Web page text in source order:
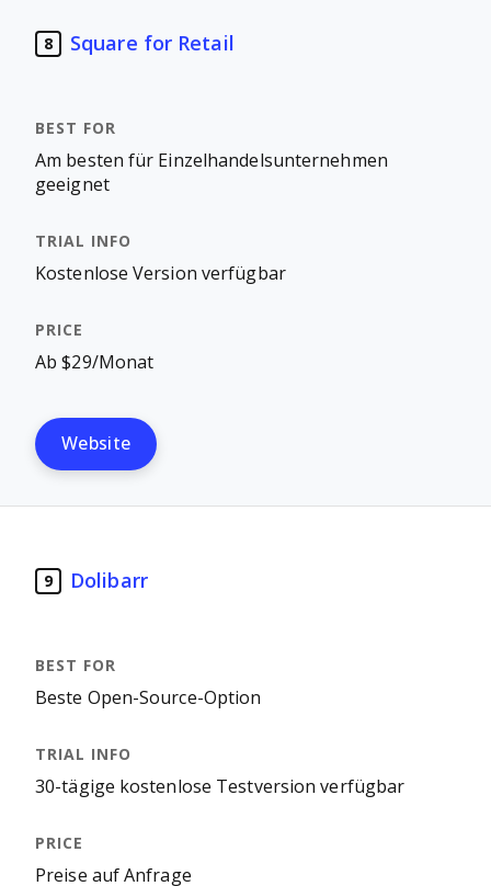
8 Square for Retail
Am besten für Einzelhandelsunternehmen
geeignet
Kostenlose Version verfügbar
Ab $29/Monat
Website
9 Dolibarr
Beste Open-Source-Option
30-tägige kostenlose Testversion verfügbar
Preise auf Anfrage